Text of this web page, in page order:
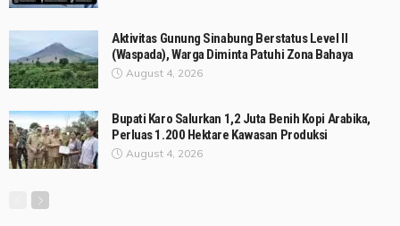
Aktivitas Gunung Sinabung Berstatus Level II
(Waspada), Warga Diminta Patuhi Zona Bahaya
August 4, 2026
Bupati Karo Salurkan 1,2 Juta Benih Kopi Arabika,
Perluas 1.200 Hektare Kawasan Produksi
August 4, 2026